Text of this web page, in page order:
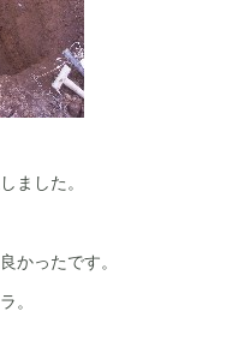
ました。
かったです。
。